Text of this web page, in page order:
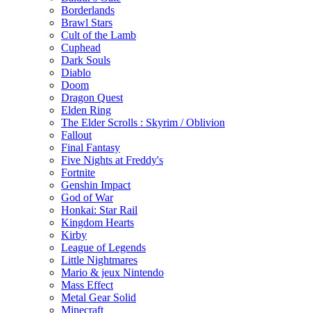
Borderlands
Brawl Stars
Cult of the Lamb
Cuphead
Dark Souls
Diablo
Doom
Dragon Quest
Elden Ring
The Elder Scrolls : Skyrim / Oblivion
Fallout
Final Fantasy
Five Nights at Freddy's
Fortnite
Genshin Impact
God of War
Honkai: Star Rail
Kingdom Hearts
Kirby
League of Legends
Little Nightmares
Mario & jeux Nintendo
Mass Effect
Metal Gear Solid
Minecraft